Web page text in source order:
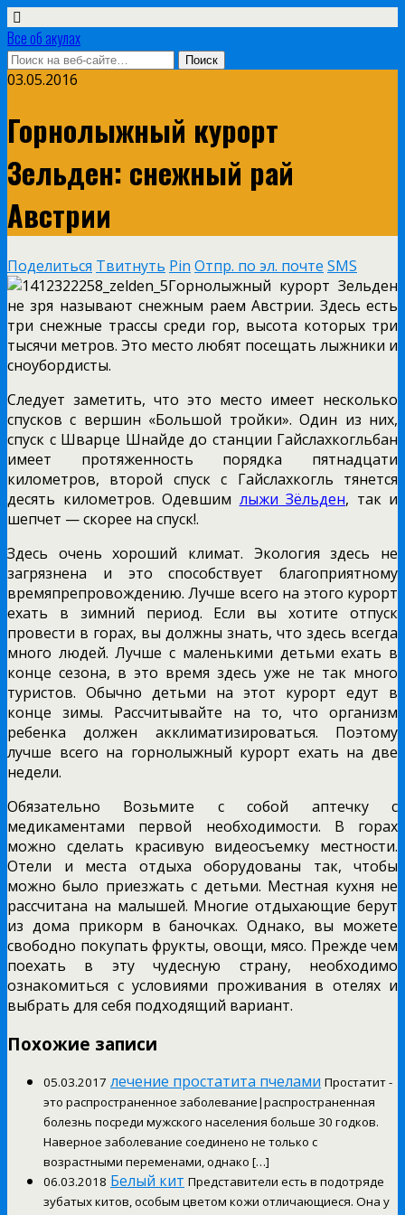
Все об акулах
03.05.2016
Горнолыжный курорт
Зельден: снежный рай
Австрии
Поделиться Твитнуть Pin Отпр. по эл. почте SMS
Горнолыжный курорт Зельден
не зря называют снежным раем Австрии. Здесь есть
три снежные трассы среди гор, высота которых три
тысячи метров. Это место любят посещать лыжники и
сноубордисты.
Следует заметить, что это место имеет несколько
спусков с вершин «Большой тройки». Один из них,
спуск с Шварце Шнайде до станции Гайслахкогльбан
имеет протяженность порядка пятнадцати
километров, второй спуск с Гайслахкогль тянется
десять километров. Одевшим лыжи Зёльден, так и
шепчет — скорее на спуск!.
Здесь очень хороший климат. Экология здесь не
загрязнена и это способствует благоприятному
времяпрепровождению. Лучше всего на этого курорт
ехать в зимний период. Если вы хотите отпуск
провести в горах, вы должны знать, что здесь всегда
много людей. Лучше с маленькими детьми ехать в
конце сезона, в это время здесь уже не так много
туристов. Обычно детьми на этот курорт едут в
конце зимы. Рассчитывайте на то, что организм
ребенка должен акклиматизироваться. Поэтому
лучше всего на горнолыжный курорт ехать на две
недели.
Обязательно Возьмите с собой аптечку с
медикаментами первой необходимости. В горах
можно сделать красивую видеосъемку местности.
Отели и места отдыха оборудованы так, чтобы
можно было приезжать с детьми. Местная кухня не
рассчитана на малышей. Многие отдыхающие берут
из дома прикорм в баночках. Однако, вы можете
свободно покупать фрукты, овощи, мясо. Прежде чем
поехать в эту чудесную страну, необходимо
ознакомиться с условиями проживания в отелях и
выбрать для себя подходящий вариант.
Похожие записи
05.03.2017 лечение простатита пчелами Простатит -
это распространенное заболевание|распространенная
болезнь посреди мужского населения больше 30 годков.
Наверное заболевание соединено не только с
возрастными переменами, однако […]
06.03.2018 Белый кит Представители есть в подотряде
зубатых китов, особым цветом кожи отличающиеся. Она у